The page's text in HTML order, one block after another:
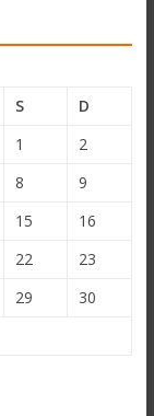
S
D
1
2
8
9
15
16
22
23
29
30